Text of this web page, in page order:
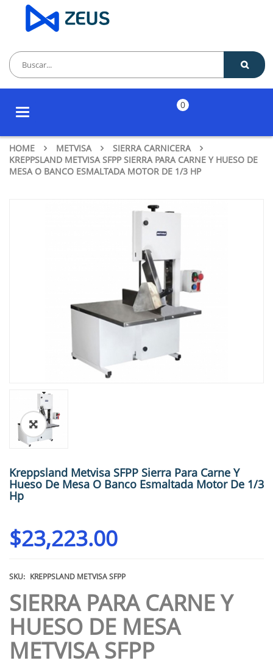
Toggle
0
HOME METVISA
SIERRA CARNICERA
KREPPSLAND METVISA SFPP SIERRA PARA CARNE Y HUESO DE
MESA O BANCO ESMALTADA MOTOR DE 1/3 HP
🔍
Kreppsland Metvisa SFPP Sierra Para Carne Y
Hueso De Mesa O Banco Esmaltada Motor De 1/3
Hp
$23,223.00
SKU: KREPPSLAND METVISA SFPP
SIERRA PARA CARNE Y
HUESO DE MESA
METVISA SFPP